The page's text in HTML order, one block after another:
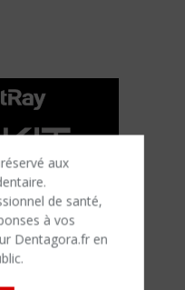
aux
de santé,
à vos
Dentagora.fr en